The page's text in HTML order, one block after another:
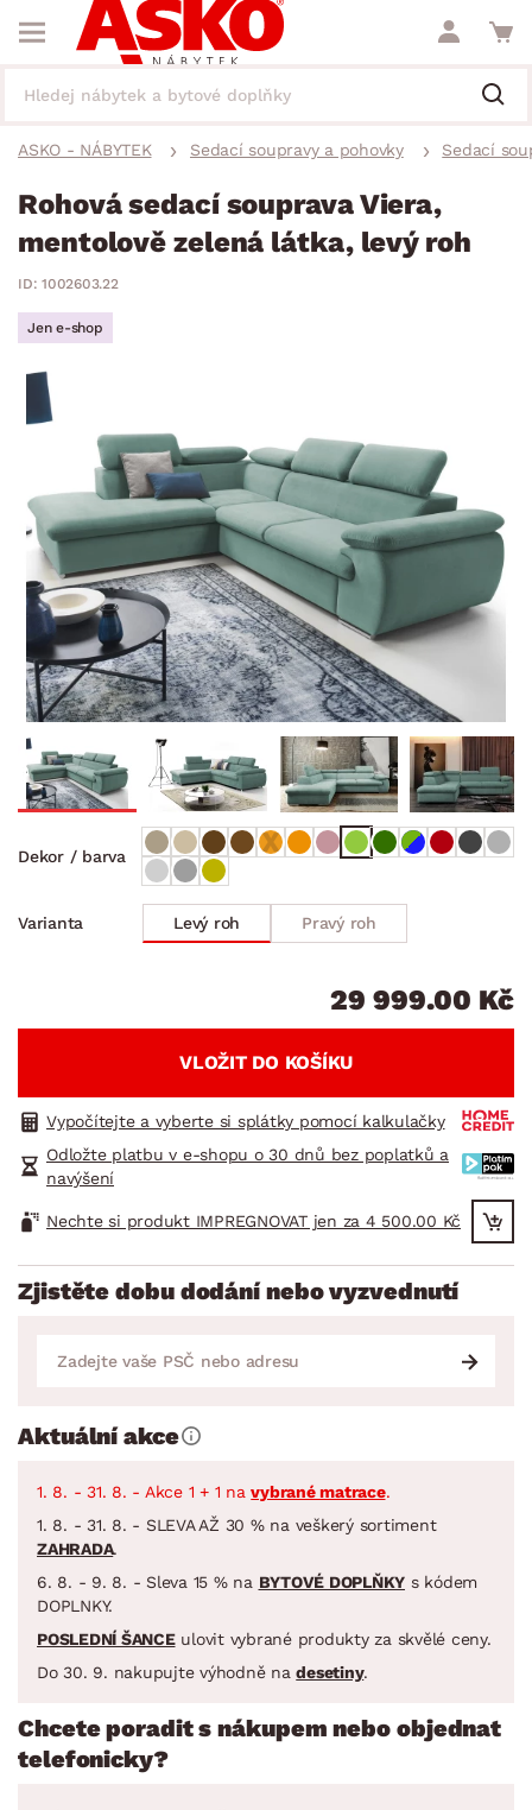
ASKO - NÁBYTEK Sedací soupravy a pohovky Sedací
Rohová sedací souprava Viera,
mentolově zelená látka, levý roh
ID: 1002603.22
Jen e-shop
Dekor / barva
Varianta Levý roh Pravý roh
29 999.00 Kč
VLOŽIT DO KOŠÍKU
Vypočítejte a vyberte si splátky pomocí kalkulačky
Odložte platbu v e-shopu o 30 dnů bez poplatků a
navýšení
Nechte si produkt IMPREGNOVAT jen za 4 500.00 Kč
Zjistěte dobu dodání nebo vyzvednutí
Aktuální akce
1. 8. - 31. 8. - Akce 1 + 1 navybrané matrace.
1. 8. - 31. 8. - SLEVA AŽ 30 % na veškerý sortiment
ZAHRADA.
6. 8. - 9. 8. - Sleva 15 % na BYTOVÉ DOPLŇKY s kódem
DOPLNKY.
POSLEDNÍ ŠANCEulovit vybrané produkty za skvělé ceny.
Do 30. 9. nakupujte výhodně nadesetiny.
Chcete poradit s nákupem nebo objednat
telefonicky?